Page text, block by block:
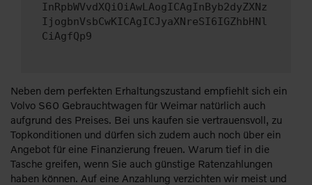
InRpbWVvdXQiOiAwLAogICAgInByb2dyZXNz
IjogbnVsbCwKICAgICJyaXNreSI6IGZhbHNl
CiAgfQp9
Neben dem perfekten Erhaltungszustand empfiehlt sich ein
Volvo S60 Gebrauchtwagen für Weimar natürlich auch
aufgrund des Preises. Bei uns kaufen sie vertrauensvoll, zu
Topkonditionen und dürfen sich zudem auch noch über ein
Angebot für eine Finanzierung freuen. Warum tief in die
Tasche greifen, wenn Sie auch günstige Ratenzahlungen
haben können. Auf eine Anzahlung verzichten wir meist und